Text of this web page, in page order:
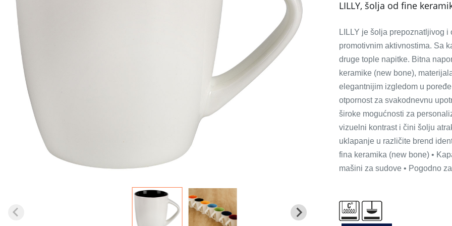
LILLY, šolja od fine
LILLY je šolja prepoznatljivog
promotivnim aktivnostima. Sa
druge tople napitke. Bitna
keramike (new bone),
elegantnijim izgledom u
otpornost za svakodnevnu
široke mogućnosti za
vizuelni kontrast i čini šolju
uklapanje u različite brend
fina keramika (new bone) •
mašini za sudove • Pogodno